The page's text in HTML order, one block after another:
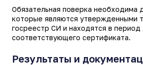
Обязательная поверка необходима
которые являются утвержденными
госреестр СИ и находятся в период
соответствующего сертификата.
Результаты и